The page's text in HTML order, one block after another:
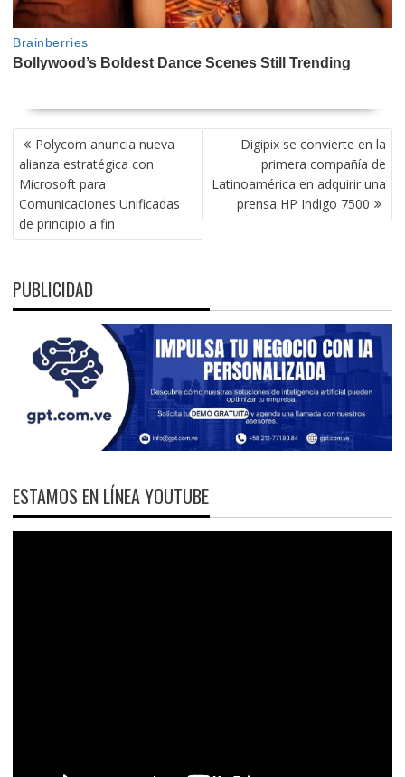
NAVEGACIÓN
DE
ENTRADAS
Polycom anuncia nueva
alianza estratégica con
Microsoft para
Comunicaciones Unificadas
de principio a fin
Digipix se convierte en la
primera compañía de
Latinoamérica en adquirir una
prensa HP Indigo 7500
PUBLICIDAD
ESTAMOS EN LÍNEA YOUTUBE